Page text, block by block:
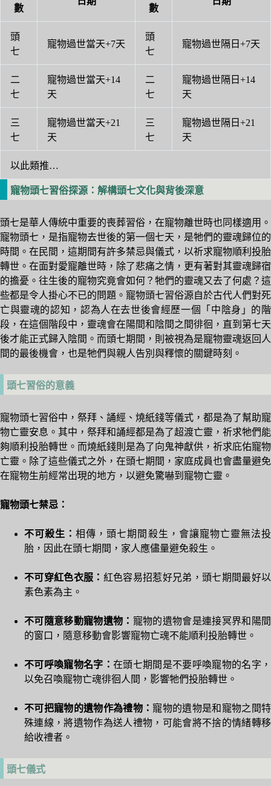
數 數
頭
七
寵物過世當天+7天
頭
七
寵物過世隔日+7天
二
七
寵物過世當天+14
天
二
七
寵物過世隔日+14
天
三
七
寵物過世當天+21
天
三
七
寵物過世隔日+21
天
以此類推…
寵物頭七習俗探源：解構頭七文化與背後深意
頭七是華人傳統中重要的喪葬習俗，在寵物離世時也同樣適用。
寵物頭七，是指寵物去世後的第一個七天，是牠們的靈魂歸位的
時間。在民間，這期間有許多禁忌與儀式，以祈求寵物順利投胎
轉世。在面對愛寵離世時，除了悲痛之情，更有著對其靈魂歸宿
的擔憂。往生後的寵物究竟會如何？牠們的靈魂又去了何處？這
些都是令人掛心不已的問題。寵物頭七習俗源自於古代人們對死
亡與靈魂的認知，認為人在去世後會經歷一個「中陰身」的階
段，在這個階段中，靈魂會在陽間和陰間之間徘徊，直到第七天
後才能正式歸入陰間。而頭七期間，則被視為是寵物靈魂返回人
間的最後機會，也是牠們與親人告別與釋懷的關鍵時刻。
頭七習俗的意義
寵物頭七習俗中，祭拜、誦經、燒紙錢等儀式，都是為了幫助寵
物亡靈安息。其中，祭拜和誦經都是為了超渡亡靈，祈求牠們能
夠順利投胎轉世。而燒紙錢則是為了向鬼神獻供，祈求庇佑寵物
亡靈。除了這些儀式之外，在頭七期間，家庭成員也會盡量避免
在寵物生前經常出現的地方，以避免驚嚇到寵物亡靈。
寵物頭七禁忌：
不可殺生：相傳，頭七期間殺生，會讓寵物亡靈無法投
胎，因此在頭七期間，家人應儘量避免殺生。
不可穿紅色衣服： 紅色容易招惹好兄弟，頭七期間最好以
素色素為主。
不可隨意移動寵物遺物： 寵物的遺物會是連接冥界和陽間
的窗口，隨意移動會影響寵物亡魂不能順利投胎轉世。
不可呼喚寵物名字： 在頭七期間是不要呼喚寵物的名字，
以免召喚寵物亡魂徘徊人間，影響牠們投胎轉世。
不可把寵物的遺物作為禮物：寵物的遺物是和寵物之間特
殊連線，將遺物作為送人禮物，可能會將不捨的情緒轉移
給收禮者。
頭七儀式